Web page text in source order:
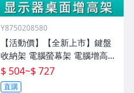
Y8750208580
【活動價】【全新上市】鍵盤
收納架 電腦螢幕架 電腦增高架
電腦架 置物增高架 桌面電腦架
螢幕增高架 螢幕收納架 臺式
$ 504~$ 727
直購